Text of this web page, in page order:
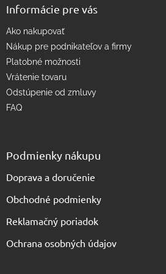
Informácie pre vás
Ako nakupovať
Nákup pre podnikateľov a firmy
Platobné možnosti
Vrátenie tovaru
Odstúpenie od zmluvy
FAQ
Podmienky nákupu
Doprava a doručenie
Obchodné podmienky
Reklamačný poriadok
Ochrana osobných údajov